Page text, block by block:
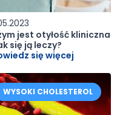
jest otyłość kliniczna
się ją leczy?
się więcej
WYSOKI CHOLESTEROL